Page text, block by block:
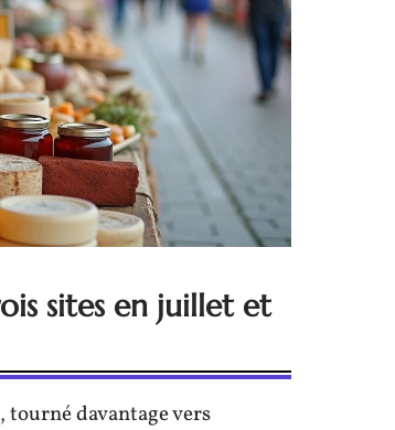
sites en juillet et
davantage vers